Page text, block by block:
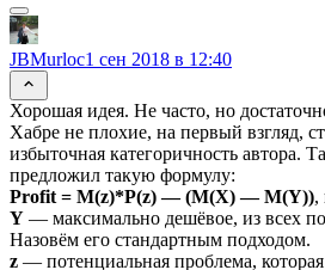
JBMurloc1 сен 2018 в 12:40
Хорошая идея. Не часто, но
Хабре не плохие, на первый взгляд,
избыточная категоричность автора.
предложил такую формулу:
Profit = M(z)*P(z) — (M(X) — M(Y)),
Y — максимально дешёвое, из всех
Назовём его стандартным подходом.
z — потенциальная проблема,